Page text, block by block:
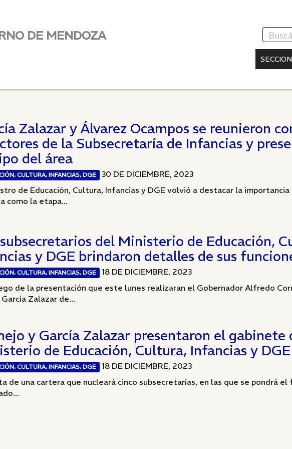
DE MENDOZA
Zalazar y Álvarez Ocampos se reunieron
de la Subsecretaría de Infancias y
del área
CULTURA, INFANCIAS, DGE
30 DE DICIEMBRE, 2023
de Educación, Cultura, Infancias y DGE volvió a destacar la importancia
como la etapa...
del Ministerio de Educación,
y DGE brindaron detalles de sus
CULTURA, INFANCIAS, DGE
18 DE DICIEMBRE, 2023
de la presentación que este lunes realizaran el Gobernador Alfredo
Zalazar de...
y García Zalazar presentaron el gabinete
de Educación, Cultura, Infancias y DGE
CULTURA, INFANCIAS, DGE
18 DE DICIEMBRE, 2023
de una cartera que nucleará cinco subsecretarías, en las que se pondrá